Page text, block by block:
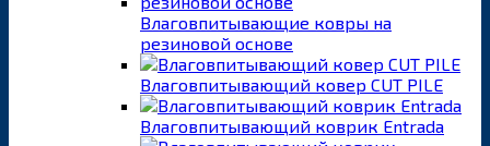
Влаговпитывающие ковры на
резиновой основе
Влаговпитывающий ковер CUT PILE
Влаговпитывающий коврик Entrada